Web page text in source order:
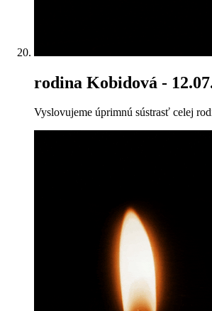
rodina Kobidová -
Vyslovujeme úprimnú sústrasť celej